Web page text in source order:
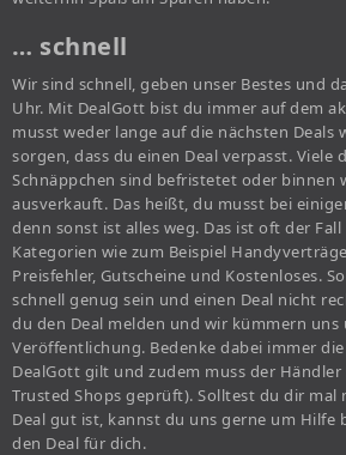
… schnell
Wir sind schnell, geben unser Bestes und
Uhr. Mit DealGott bist du immer auf dem
musst weder lange auf die nächsten Deals
sorgen, dass du einen Deal verpasst. Viele
Schnäppchen sind befristetet oder binnen
ausverkauft. Das heißt, du musst bei
denn sonst ist alles weg. Das ist oft der
Kategorien wie zum Beispiel
Preisfehler, Gutscheine und Kostenloses.
schnell genug sein und einen Deal nicht
du den Deal melden und wir kümmern
Veröffentlichung. Bedenke dabei immer die
DealGott gilt und zudem muss der Händler
Trusted Shops geprüft). Solltest du dir mal
Deal gut ist, kannst du uns gerne um Hilfe
den Deal für dich.